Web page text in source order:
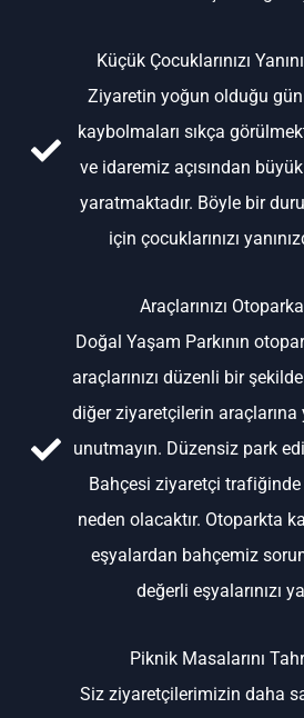
Küçük Çocuklarınızı
Ziyaretin yoğun olduğu
kaybolmaları sıkça
ve idaremiz açısından
yaratmaktadır. Böyle bir
için çocuklarınızı
Araçlarınızı
Doğal Yaşam Parkının
araçlarınızı düzenli bir
diğer ziyaretçilerin araçlarına
unutmayın. Düzensiz park
Bahçesi ziyaretçi
neden olacaktır. Otoparkta
eşyalardan bahçemiz
değerli eşyalarınızı
Piknik Masalarını
Siz ziyaretçilerimizin daha